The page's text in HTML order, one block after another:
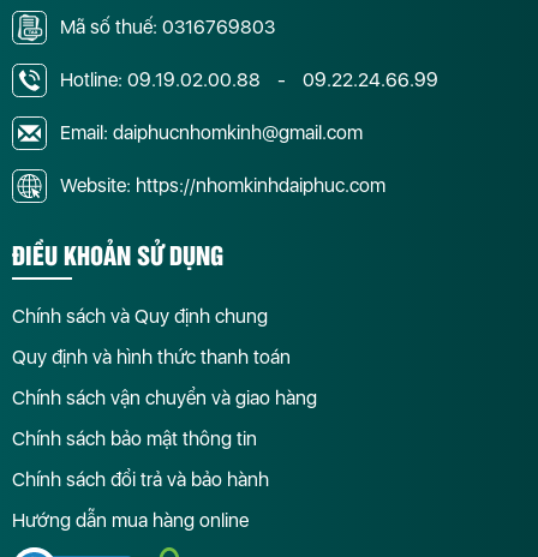
Mã số thuế: 0316769803
Hotline: 09.19.02.00.88 - 09.22.24.66.99
Email: daiphucnhomkinh@gmail.com
Website: https://nhomkinhdaiphuc.com
ĐIỀU KHOẢN SỬ DỤNG
Chính sách và Quy định chung
Quy định và hình thức thanh toán
Chính sách vận chuyển và giao hàng
Chính sách bảo mật thông tin
Chính sách đổi trả và bảo hành
Hướng dẫn mua hàng online